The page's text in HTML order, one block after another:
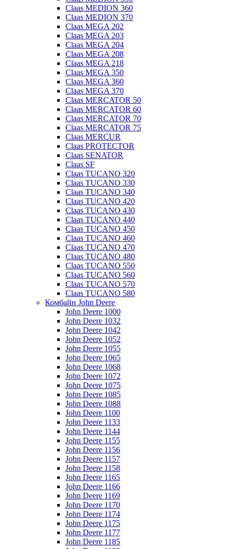
Claas MEDION 360
Claas MEDION 370
Claas MEGA 202
Claas MEGA 203
Claas MEGA 204
Claas MEGA 208
Claas MEGA 218
Claas MEGA 350
Claas MEGA 360
Claas MEGA 370
Claas MERCATOR 50
Claas MERCATOR 60
Claas MERCATOR 70
Claas MERCATOR 75
Claas MERCUR
Claas PROTECTOR
Claas SENATOR
Claas SF
Claas TUCANO 320
Claas TUCANO 330
Claas TUCANO 340
Claas TUCANO 420
Claas TUCANO 430
Claas TUCANO 440
Claas TUCANO 450
Claas TUCANO 460
Claas TUCANO 470
Claas TUCANO 480
Claas TUCANO 550
Claas TUCANO 560
Claas TUCANO 570
Claas TUCANO 580
Комбайн John Deere
John Deere 1000
John Deere 1032
John Deere 1042
John Deere 1052
John Deere 1055
John Deere 1065
John Deere 1068
John Deere 1072
John Deere 1075
John Deere 1085
John Deere 1088
John Deere 1100
John Deere 1133
John Deere 1144
John Deere 1155
John Deere 1156
John Deere 1157
John Deere 1158
John Deere 1165
John Deere 1166
John Deere 1169
John Deere 1170
John Deere 1174
John Deere 1175
John Deere 1177
John Deere 1185